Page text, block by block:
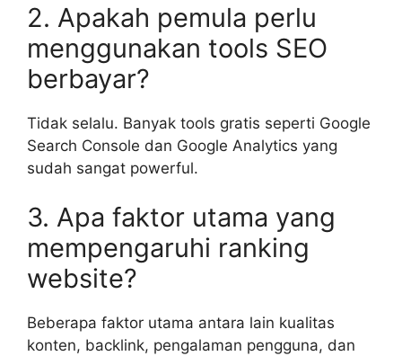
2. Apakah pemula perlu
menggunakan tools SEO
berbayar?
Tidak selalu. Banyak tools gratis seperti Google
Search Console dan Google Analytics yang
sudah sangat powerful.
3. Apa faktor utama yang
mempengaruhi ranking
website?
Beberapa faktor utama antara lain kualitas
konten, backlink, pengalaman pengguna, dan